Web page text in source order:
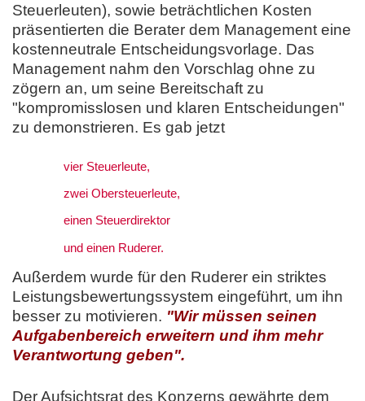
Steuerleuten), sowie beträchtlichen Kosten
präsentierten die Berater dem Management eine
kostenneutrale Entscheidungsvorlage. Das
Management nahm den Vorschlag ohne zu
zögern an, um seine Bereitschaft zu
"kompromisslosen und klaren Entscheidungen"
zu demonstrieren. Es gab jetzt
vier Steuerleute,
zwei Obersteuerleute,
einen Steuerdirektor
und einen Ruderer.
Außerdem wurde für den Ruderer ein striktes
Leistungsbewertungssystem eingeführt, um ihn
besser zu motivieren. "Wir müssen seinen
Aufgabenbereich erweitern und ihm mehr
Verantwortung geben".
Der Aufsichtsrat des Konzerns gewährte dem